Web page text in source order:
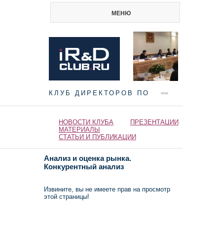
МЕНЮ
КЛУБ ДИРЕКТОРОВ ПО
НАУКЕ И ИННОВАЦИЯМ
НОВОСТИ КЛУБА
ПРЕЗЕНТАЦИИ
МАТЕРИАЛЫ
СТАТЬИ И ПУБЛИКАЦИИ
Анализ и оценка рынка.
Конкурентный анализ
Извините, вы не имеете прав на просмотр
этой страницы!